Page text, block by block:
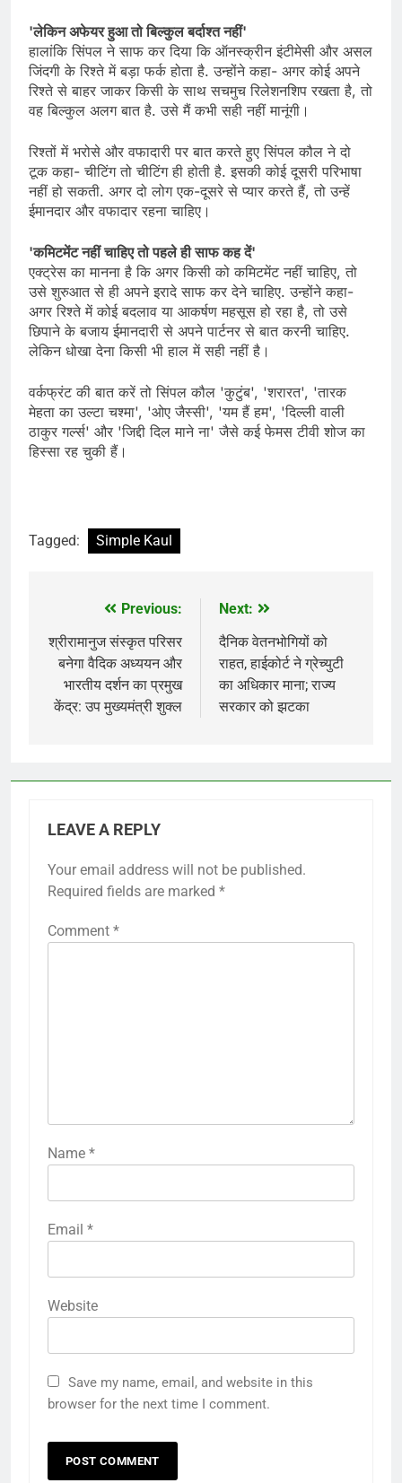
'लेकिन अफेयर हुआ तो बिल्कुल बर्दाश्त नहीं'
हालांकि सिंपल ने साफ कर दिया कि ऑनस्क्रीन इंटीमेसी और असल
जिंदगी के रिश्ते में बड़ा फर्क होता है. उन्होंने कहा- अगर कोई अपने
रिश्ते से बाहर जाकर किसी के साथ सचमुच रिलेशनशिप रखता है, तो
वह बिल्कुल अलग बात है. उसे मैं कभी सही नहीं मानूंगी।
रिश्तों में भरोसे और वफादारी पर बात करते हुए सिंपल कौल ने दो
टूक कहा- चीटिंग तो चीटिंग ही होती है. इसकी कोई दूसरी परिभाषा
नहीं हो सकती. अगर दो लोग एक-दूसरे से प्यार करते हैं, तो उन्हें
ईमानदार और वफादार रहना चाहिए।
'कमिटमेंट नहीं चाहिए तो पहले ही साफ कह दें'
एक्ट्रेस का मानना है कि अगर किसी को कमिटमेंट नहीं चाहिए, तो
उसे शुरुआत से ही अपने इरादे साफ कर देने चाहिए. उन्होंने कहा-
अगर रिश्ते में कोई बदलाव या आकर्षण महसूस हो रहा है, तो उसे
छिपाने के बजाय ईमानदारी से अपने पार्टनर से बात करनी चाहिए.
लेकिन धोखा देना किसी भी हाल में सही नहीं है।
वर्कफ्रंट की बात करें तो सिंपल कौल 'कुटुंब', 'शरारत', 'तारक
मेहता का उल्टा चश्मा', 'ओए जैस्सी', 'यम हैं हम', 'दिल्ली वाली
ठाकुर गर्ल्स' और 'जिद्दी दिल माने ना' जैसे कई फेमस टीवी शोज का
हिस्सा रह चुकी हैं।
Tagged: Simple Kaul
navigation
Previous:
श्रीरामानुज संस्कृत परिसर
बनेगा वैदिक अध्ययन और
भारतीय दर्शन का प्रमुख
केंद्र: उप मुख्यमंत्री शुक्ल
Next:
दैनिक वेतनभोगियों को
राहत, हाईकोर्ट ने ग्रेच्युटी
का अधिकार माना; राज्य
सरकार को झटका
LEAVE A REPLY
Your email address will not be published.
Required fields are marked *
Comment *
Name *
Email *
Website
Save my name, email, and website in this
browser for the next time I comment.